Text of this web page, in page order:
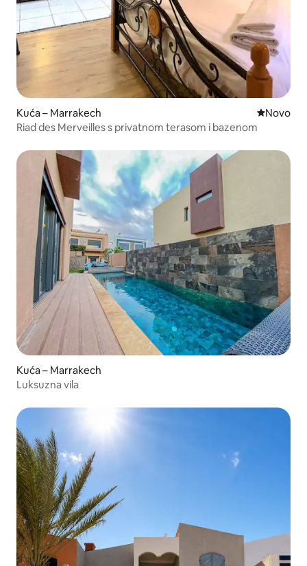
Kuća – Marrakech Novi
Novo
Riad des Merveilles s privatnom terasom i bazenom
Kuća – Marrakech
Luksuzna vila